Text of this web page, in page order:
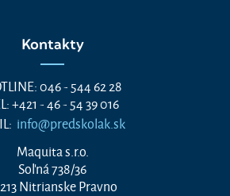
Kontakty
046 - 544 62 28
+421 - 46 - 54 39 016
info@predskolak.sk
Maquita s.r.o.
Soľná 738/36
Nitrianske Pravno